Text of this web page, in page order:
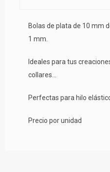
Bolas de plata de 10 mm
1 mm.
Ideales para tus
collares...
Perfectas para hilo
Precio por unidad